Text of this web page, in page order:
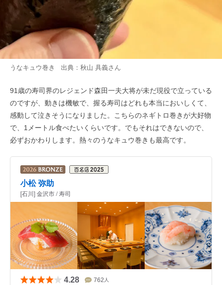
うなキュウ巻き 出典： 秋山 具義さん
91歳の寿司界のレジェンド森田一夫大将が未だ現役で立っている
のですが、動きは機敏で、握る寿司はどれも本当においしくて、
感動して泣きそうになりました。こちらのネギトロ巻きが大好物
で、1メートル食べたいくらいです。でもそれはできないので、
必ずおかわりします。熱々のうなキュウ巻きも最高です。
小松 弥助
[石川] 金沢市 / 寿司
4.28 762 人